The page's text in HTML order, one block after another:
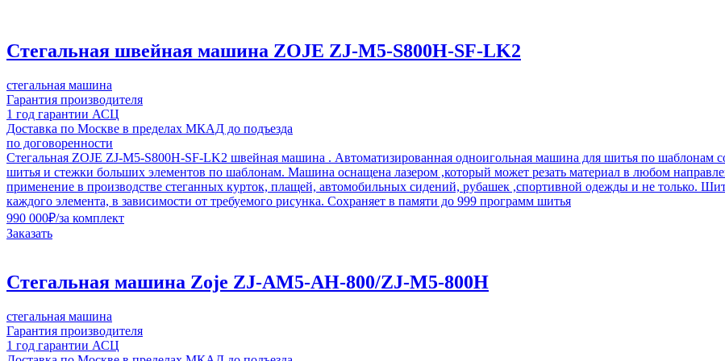
Стегальная швейная машина ZOJE ZJ-M5-S800H-SF-LK2
стегальная машина
Гарантия производителя
1 год гарантии АСЦ
Доставка по Москве в пределах МКАД до подъезда
по договоренности
Стегальная ZOJE ZJ-M5-S800H-SF-LK2 швейная машина . Автоматизированная одноигольная машина для шитья по шаблонам
шитья и стежки больших элементов по шаблонам. Машина оснащена лазером ,который может резать материал в любом
применение в производстве стеганных курток, плащей, автомобильных сидений, рубашек ,спортивной одежды и не только.
каждого элемента, в зависимости от требуемого рисунка. Сохраняет в памяти до 999 программ шитья
990 000₽/за комплект
Заказать
Стегальная машина Zoje ZJ-AM5-AH-800/ZJ-M5-800Н
стегальная машина
Гарантия производителя
1 год гарантии АСЦ